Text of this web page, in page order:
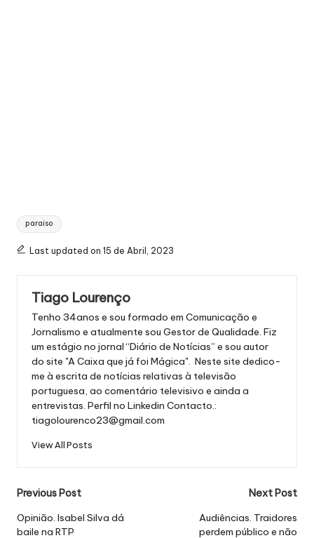
Tags:
paraiso
Last updated on 15 de Abril, 2023
Tiago Lourenço
Tenho 34anos e sou formado em Comunicação e
Jornalismo e atualmente sou Gestor de Qualidade. Fiz
um estágio no jornal “Diário de Notícias” e sou autor
do site "A Caixa que já foi Mágica". Neste site dedico-
me à escrita de notícias relativas à televisão
portuguesa, ao comentário televisivo e ainda a
entrevistas. Perfil no Linkedin Contacto.:
tiagolourenco23@gmail.com
View All Posts
Post
navigation
Previous Post
Opinião. Isabel Silva dá
baile na RTP
Next Post
Audiências. Traidores
perdem público e não